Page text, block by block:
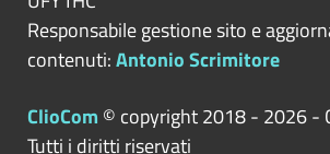
Responsabile gestione sito e
contenuti:Antonio Scrimitore
ClioCom © copyright 2018 - 2026 -
Tutti i diritti riservati